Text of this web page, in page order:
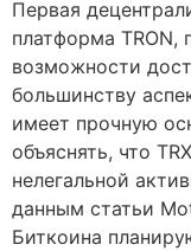
Первая
платформа
возможности
большинству
имеет прочную
объяснять, что
нелегальной
данным статьи
Биткоина